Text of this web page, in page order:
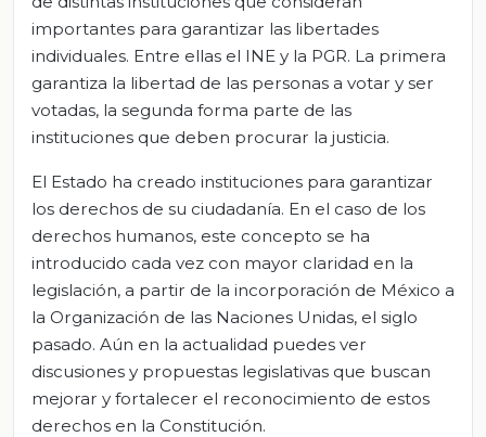
importantes para garantizar las libertades
individuales. Entre ellas el INE y la PGR. La primera
garantiza la libertad de las personas a votar y ser
votadas, la segunda forma parte de las
instituciones que deben procurar la justicia.
El Estado ha creado instituciones para garantizar
los derechos de su ciudadanía. En el caso de los
derechos humanos, este concepto se ha
introducido cada vez con mayor claridad en la
legislación, a partir de la incorporación de México a
la Organización de las Naciones Unidas, el siglo
pasado. Aún en la actualidad puedes ver
discusiones y propuestas legislativas que buscan
mejorar y fortalecer el reconocimiento de estos
derechos en la Constitución.